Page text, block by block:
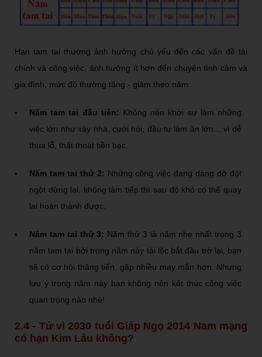
Hạn tam tai thường ảnh hưởng chủ yếu đến các vấn đề tài
chính và công việc, ảnh hưởng ít hơn đến chuyện tình cảm và
gia đình, mức độ thường tăng - giảm theo năm:
Năm tam tai đầu tiên: Không nên khởi sự làm những
việc lớn như xây nhà, cưới hỏi, đầu tư làm ăn lớn... vì dễ
thua lỗ, thất thoát tiền bạc.
Năm tam tai thứ 2: Những công việc đang dang dở đột
ngột dừng lại, không làm tiếp thì sau đó khó có thể quay
lại hoàn thành được.
Năm tam tai thứ 3: Năm thứ 3 là năm nhẹ nhất trong 3
năm tam tai bởi trong năm này tài lộc bắt đầu trở lại, bạn
sẽ có cơ hội thăng tiến, gặp nhiều may mắn hơn. Nhưng
lưu ý trong năm này bạn không nên kết thúc công việc
quan trọng nào nhé!
2.4 - Tử vi 2030 tuổi Giáp Ngọ 2014 Nam mạng
có hạn Kim Lâu không?